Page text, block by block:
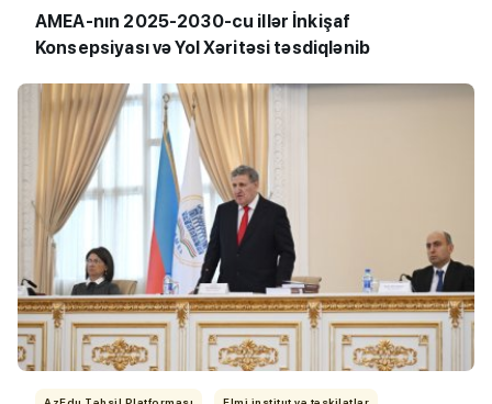
AMEA-nın 2025-2030-cu illər İnkişaf
Konsepsiyası və Yol Xəritəsi təsdiqlənib